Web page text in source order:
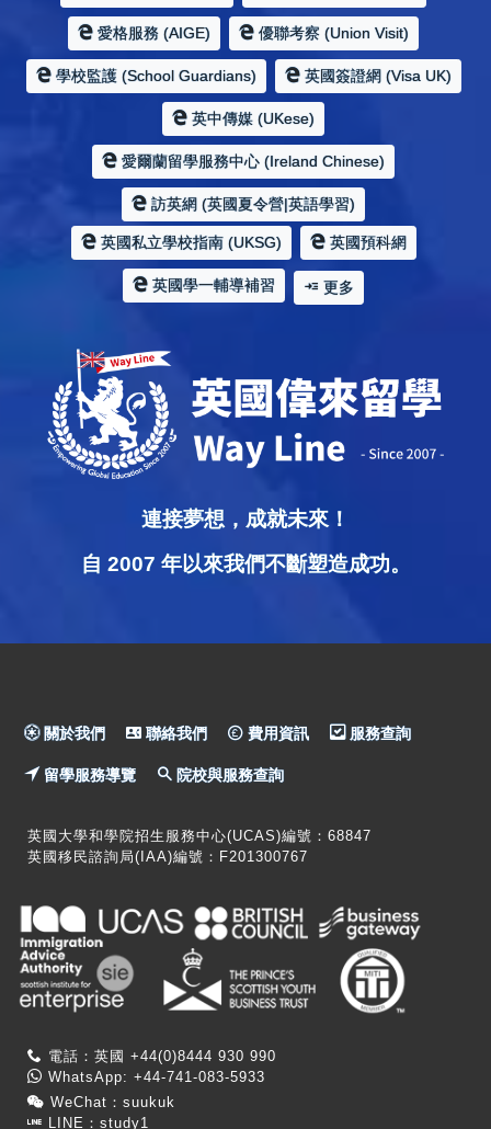
愛格服務 (AIGE) 優聯考察 (Union Visit)
學校監護 (School Guardians) 英國簽證網 (Visa UK)
英中傳媒 (UKese)
愛爾蘭留學服務中心 (Ireland Chinese)
訪英網 (英國夏令營|英語學習)
英國私立學校指南 (UKSG) 英國預科網
英國學一輔導補習 更多
連接夢想，成就未來！
自 2007 年以來我們不斷塑造成功。
關於我們 聯絡我們 費用資訊 服務查詢
留學服務導覽 院校與服務查詢
英國大學和學院招生服務中心(UCAS)編號：68847
英國移民諮詢局(IAA)編號：F201300767
電話：英國 +44(0)8444 930 990
WhatsApp: +44-741-083-5933
WeChat：suukuk
LINE：study1